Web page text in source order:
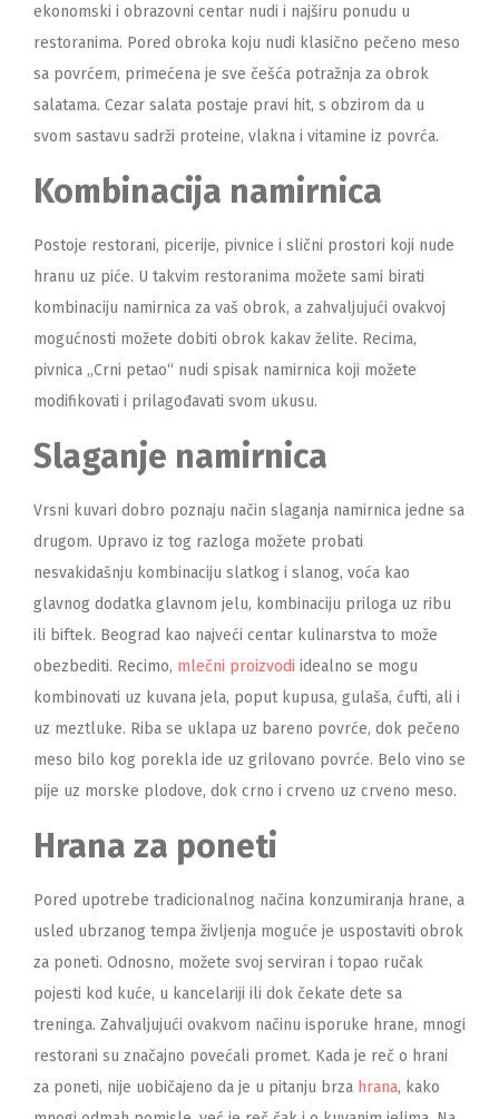
ekonomski i obrazovni centar nudi i najširu ponudu u
restoranima. Pored obroka koju nudi klasično pečeno meso
sa povrćem, primećena je sve češća potražnja za obrok
salatama. Cezar salata postaje pravi hit, s obzirom da u
svom sastavu sadrži proteine, vlakna i vitamine iz povrća.
Kombinacija namirnica
Postoje restorani, picerije, pivnice i slični prostori koji nude
hranu uz piće. U takvim restoranima možete sami birati
kombinaciju namirnica za vaš obrok, a zahvaljujući ovakvoj
mogućnosti možete dobiti obrok kakav želite. Recima,
pivnica „Crni petao“ nudi spisak namirnica koji možete
modifikovati i prilagođavati svom ukusu.
Slaganje namirnica
Vrsni kuvari dobro poznaju način slaganja namirnica jedne sa
drugom. Upravo iz tog razloga možete probati
nesvakidašnju kombinaciju slatkog i slanog, voća kao
glavnog dodatka glavnom jelu, kombinaciju priloga uz ribu
ili biftek. Beograd kao najveći centar kulinarstva to može
obezbediti. Recimo, mlečni proizvodi idealno se mogu
kombinovati uz kuvana jela, poput kupusa, gulaša, ćufti, ali i
uz meztluke. Riba se uklapa uz bareno povrće, dok pečeno
meso bilo kog porekla ide uz grilovano povrće. Belo vino se
pije uz morske plodove, dok crno i crveno uz crveno meso.
Hrana za poneti
Pored upotrebe tradicionalnog načina konzumiranja hrane, a
usled ubrzanog tempa življenja moguće je uspostaviti obrok
za poneti. Odnosno, možete svoj serviran i topao ručak
pojesti kod kuće, u kancelariji ili dok čekate dete sa
treninga. Zahvaljujući ovakvom načinu isporuke hrane, mnogi
restorani su značajno povećali promet. Kada je reč o hrani
za poneti, nije uobičajeno da je u pitanju brza hrana, kako